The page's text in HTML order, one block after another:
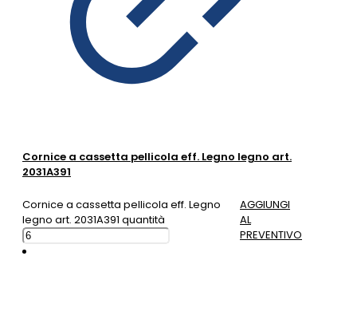
Cornice a cassetta pellicola eff. Legno legno art.
2031A391
Cornice a cassetta pellicola eff. Legno
legno art. 2031A391 quantità
AGGIUNGI
AL
PREVENTIVO